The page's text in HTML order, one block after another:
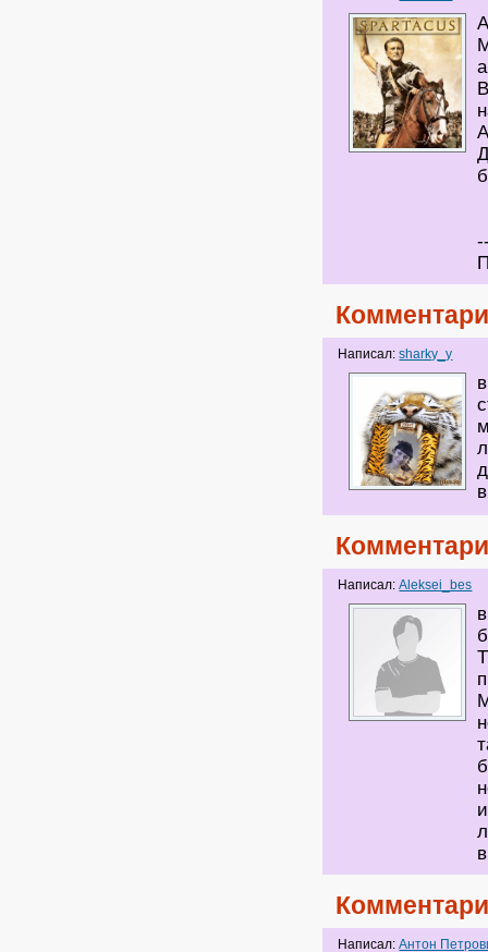
Написал:sharky_y
Написал:Aleksei_bes
Написал:Антон